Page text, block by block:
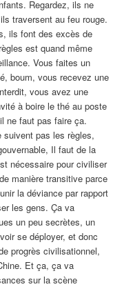
Regardez, ils ne
traversent au feu rouge.
ils font des excès de
est quand même
Vous faites un
boum, vous recevez une
vous avez une
à boire le thé au poste
ne faut pas faire ça.
pas les règles,
Il faut de la
nécessaire pour civiliser
manière transitive parce
la déviance par rapport
les gens. Ça va
un peu secrètes, un
se déployer, et donc
progrès civilisationnel,
Et ça, ça va
sur la scène